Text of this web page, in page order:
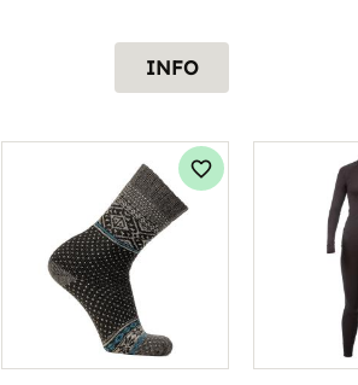
INFO
Lägg till i favoriter